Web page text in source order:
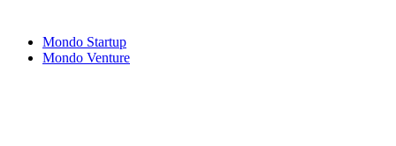
Mondo Startup
Mondo Venture